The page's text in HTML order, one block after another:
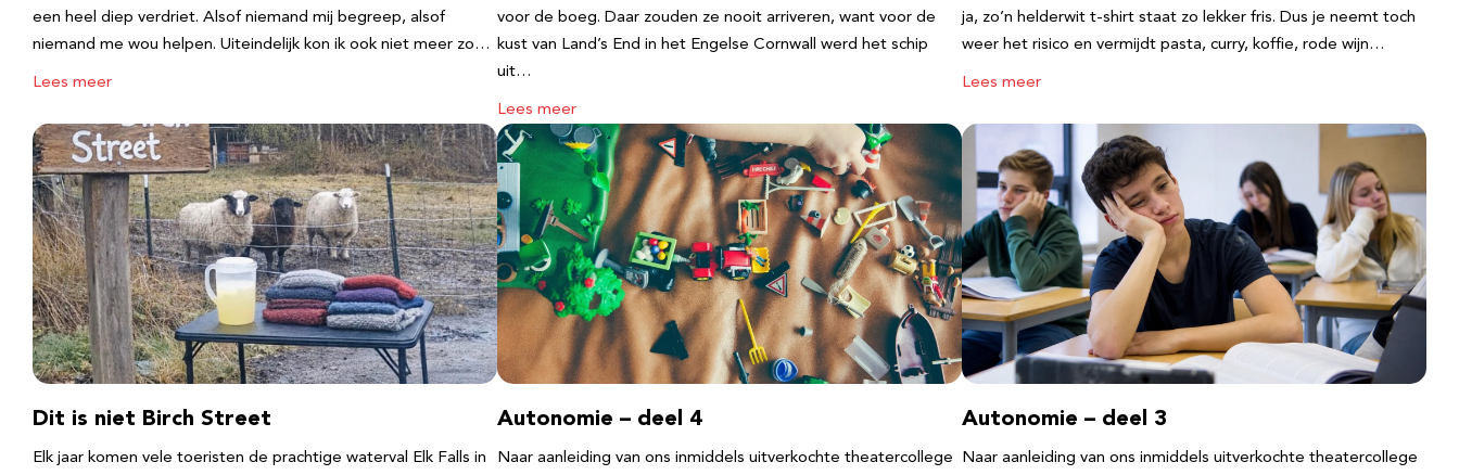
een heel diep verdriet. Alsof niemand mij begreep, alsof
niemand me wou helpen. Uiteindelijk kon ik ook niet meer zo…
Lees meer
voor de boeg. Daar zouden ze nooit arriveren, want voor de
kust van Land’s End in het Engelse Cornwall werd het schip
uit…
Lees meer
ja, zo’n helderwit t-shirt staat zo lekker fris. Dus je neemt toch
weer het risico en vermijdt pasta, curry, koffie, rode wijn…
Lees meer
Dit is niet Birch Street
Elk jaar komen vele toeristen de prachtige waterval Elk Falls in
Autonomie – deel 4
Naar aanleiding van ons inmiddels uitverkochte theatercollege
Autonomie – deel 3
Naar aanleiding van ons inmiddels uitverkochte theatercollege